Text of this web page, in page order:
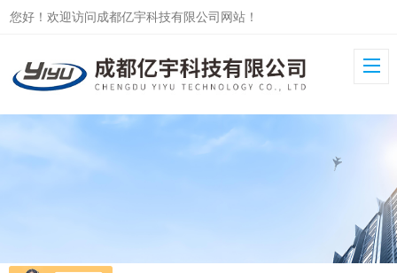
您好！欢迎访问成都亿宇科技有限公司网站！